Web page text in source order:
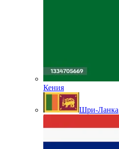
Кения
Шри-Ланка